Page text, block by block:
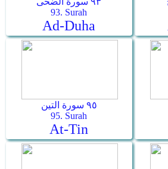
93. Surah
Ad-Duha
٩٥ سورة التين
95. Surah
At-Tin